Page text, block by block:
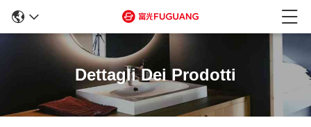
Dettagli Dei Prodotti